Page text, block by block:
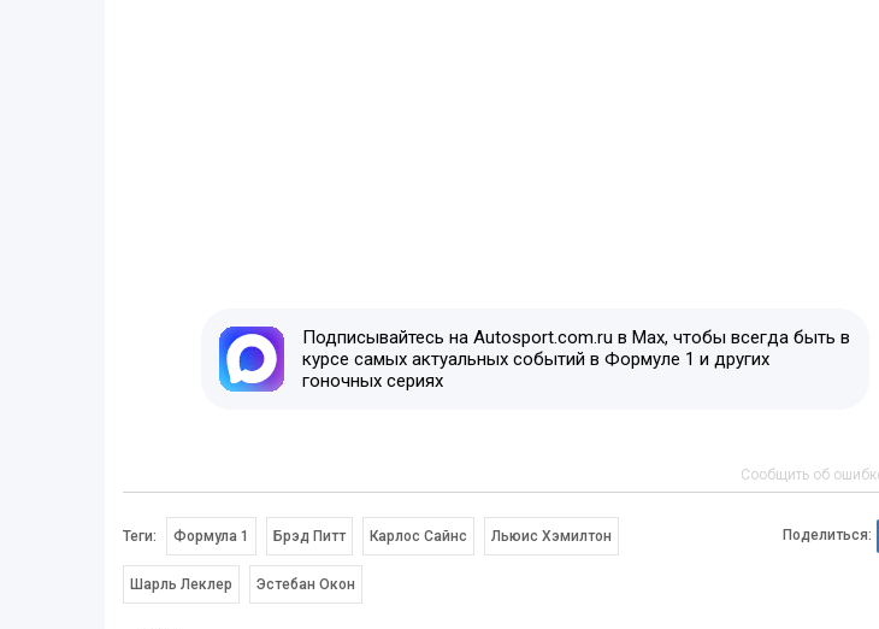
Подписывайтесь на Autosport.com.ru в Max, чтобы всегда быть в
курсе самых актуальных событий в Формуле 1 и других
гоночных сериях
Сообщить об
Теги: Формула 1 Брэд Питт Карлос Сайнс Льюис Хэмилтон
Шарль Леклер Эстебан Окон
Поделиться: